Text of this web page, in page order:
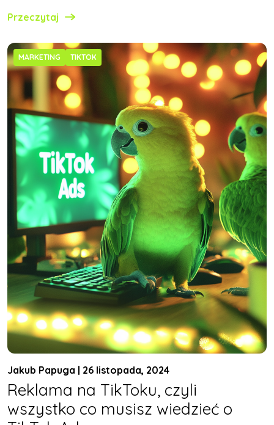
Przeczytaj
MARKETING TIKTOK
Jakub Papuga | 26 listopada, 2024
Reklama na TikToku, czyli
wszystko co musisz wiedzieć o